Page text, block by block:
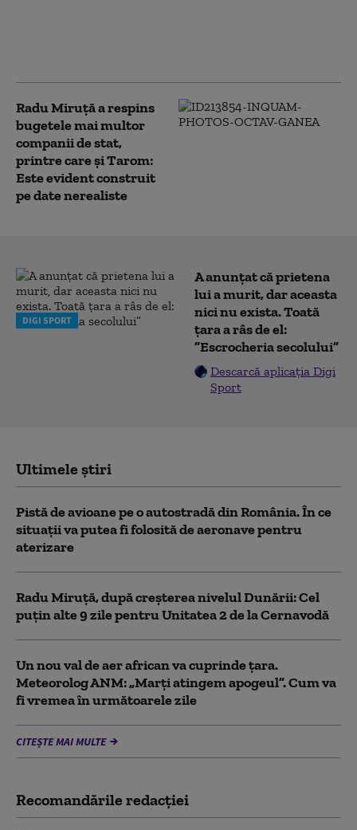
Radu Miruţă a respins
bugetele mai multor
companii de stat,
printre care şi Tarom:
Este evident construit
pe date nerealiste
DIGI SPORT
A anunțat că prietena
lui a murit, dar aceasta
nici nu exista. Toată
țara a râs de el:
”Escrocheria secolului”
Descarcă aplicația Digi
Sport
Ultimele știri
Pistă de avioane pe o autostradă din România. În ce
situații va putea fi folosită de aeronave pentru
aterizare
Radu Miruță, după creșterea nivelul Dunării: Cel
puțin alte 9 zile pentru Unitatea 2 de la Cernavodă
Un nou val de aer african va cuprinde țara.
Meteorolog ANM: „Marți atingem apogeul”. Cum va
fi vremea în următoarele zile
CITEȘTE MAI MULTE
Recomandările redacţiei